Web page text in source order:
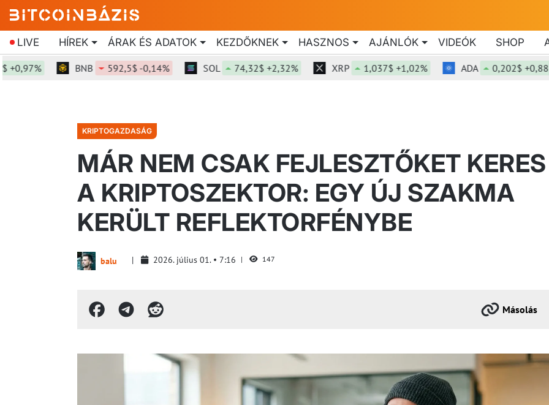
LIVE HÍREK ÁRAK ÉS ADATOK KEZDŐKNEK HASZNOS AJÁNLÓK VIDEÓK SHOP
BNB 592,5$ -0,14% SOL 74,32$ +2,32% XRP 1,037$ +1,02% ADA 0,202$ +0,88%
KRIPTOGAZDASÁG
MÁR NEM CSAK FEJLESZTŐKET KERES
A KRIPTOSZEKTOR: EGY ÚJ SZAKMA
KERÜLT REFLEKTORFÉNYBE
balu 2026. július 01. 7:16 147
Másolás